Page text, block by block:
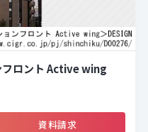
フロント Active wing
資料請求